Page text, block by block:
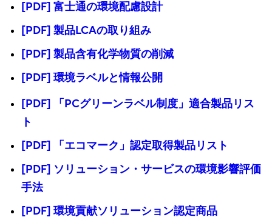
[PDF] 富士通の環境配慮設計
[PDF] 製品LCAの取り組み
[PDF] 製品含有化学物質の削減
[PDF] 環境ラベルと情報公開
[PDF] 「PCグリーンラベル制度」適合製品リス
ト
[PDF] 「エコマーク」認定取得製品リスト
[PDF] ソリューション・サービスの環境影響評価
手法
[PDF] 環境貢献ソリューション認定商品